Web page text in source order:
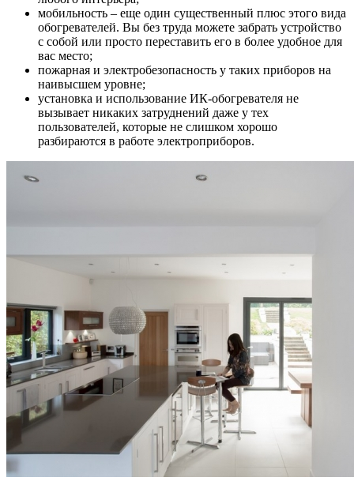
мобильность – еще один существенный плюс этого вида
обогревателей. Вы без труда можете забрать устройство
с собой или просто переставить его в более удобное для
вас место;
пожарная и электробезопасность у таких приборов на
наивысшем уровне;
установка и использование ИК-обогревателя не
вызывает никаких затруднений даже у тех
пользователей, которые не слишком хорошо
разбираются в работе электроприборов.